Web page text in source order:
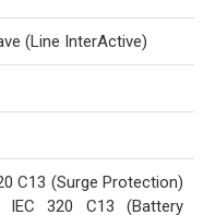
(Line InterActive)
C13 (Surge Protection)
320 C13 (Battery